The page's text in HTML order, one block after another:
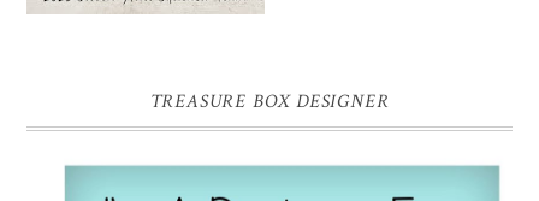
TREASURE BOX DESIGNER